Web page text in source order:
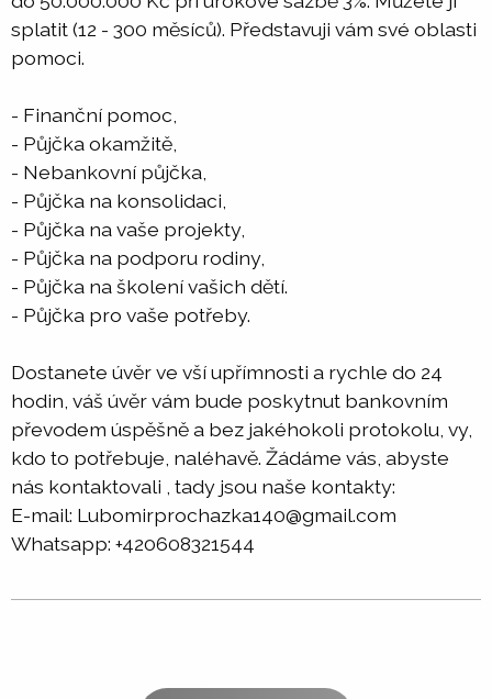
splatit (12 - 300 měsíců). Představuji vám své oblasti
pomoci.
- Finanční pomoc,
- Půjčka okamžitě,
- Nebankovní půjčka,
- Půjčka na konsolidaci,
- Půjčka na vaše projekty,
- Půjčka na podporu rodiny,
- Půjčka na školení vašich dětí.
- Půjčka pro vaše potřeby.
Dostanete úvěr ve vší upřímnosti a rychle do 24
hodin, váš úvěr vám bude poskytnut bankovním
převodem úspěšně a bez jakéhokoli protokolu, vy,
kdo to potřebuje, naléhavě. Žádáme vás, abyste
nás kontaktovali , tady jsou naše kontakty:
E-mail: Lubomirprochazka140@gmail.com
Whatsapp: +420608321544